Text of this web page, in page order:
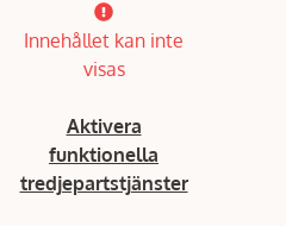
Innehållet kan inte
visas
Aktivera
funktionella
tredjepartstjänster